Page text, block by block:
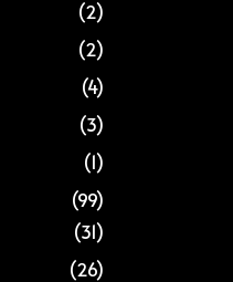
(2)
(2)
(4)
(3)
(1)
(99)
(31)
(26)